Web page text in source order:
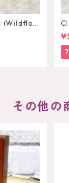
(Wildflow
4
その他の